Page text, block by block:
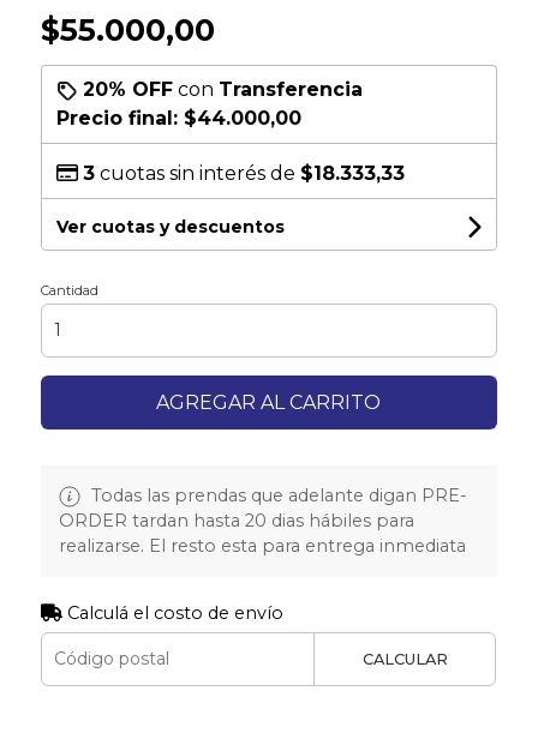
$55.000,00
20% OFFcon Transferencia
Precio final: $44.000,00
3cuotas sin interés de $18.333,33
Ver cuotas y descuentos
Cantidad
AGREGAR AL CARRITO
Todas las prendas que adelante digan PRE-
ORDER tardan hasta 20 dias hábiles para
realizarse. El resto esta para entrega inmediata
Calculá el costo de envío
CALCULAR